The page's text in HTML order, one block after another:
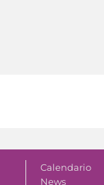
Calendario
News